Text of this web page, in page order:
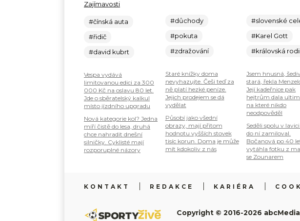
Zajímavosti
#čínská auta
#řidič
#david kubrt
Vespa vydává
limitovanou edici za 300
000 Kč na oslavu 80 let.
Jde o sběratelský kalkul
místo jízdního upgradu
Nová kategorie kol? Jedna
míří čistě do lesa, druhá
chce nahradit dnešní
silničky. Cyklisté mají
rozporuplné názory
#důchody
#pokuta
#zdražování
Staré knížky doma
nevyhazujte. Češi teď za
ně platí hezké peníze.
Jejich prodejem se dá
vydělat
Působí jako všední
obrazy, mají přitom
hodnotu vyšších stovek
tisíc korun. Doma je může
mít kdokoliv z nás
#slovenské
#Karel Gott
#královská
Jsem hnusná,
stará, řekla
Její kadeřnice pak
hejtrům dala
na které nikdo
neodpověděl
Seděli spolu v
do ní zamiloval.
Bočanová po 40
vytáhla fotku z
se Zounarem
KONTAKT REDAKCE KARIÉRA
Copyright © 2016-2026